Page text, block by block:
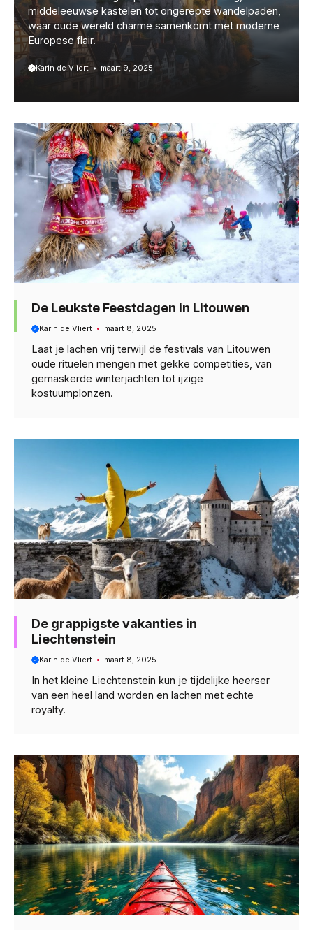
middeleeuwse kastelen tot ongerepte wandelpaden,
waar oude wereld charme samenkomt met moderne
Europese flair.
Karin de Vliert maart 9, 2025
De Leukste Feestdagen in Litouwen
Karin de Vliert maart 8, 2025
Laat je lachen vrij terwijl de festivals van Litouwen
oude rituelen mengen met gekke competities, van
gemaskerde winterjachten tot ijzige
kostuumplonzen.
De grappigste vakanties in
Liechtenstein
Karin de Vliert maart 8, 2025
In het kleine Liechtenstein kun je tijdelijke heerser
van een heel land worden en lachen met echte
royalty.